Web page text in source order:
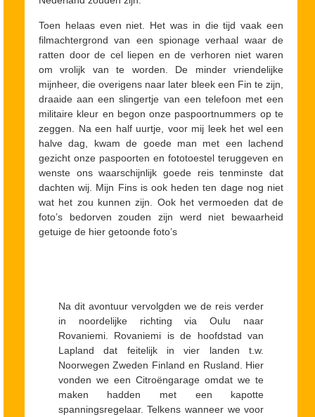
Toen helaas even niet. Het was in die tijd vaak een
filmachtergrond van een spionage verhaal waar de
ratten door de cel liepen en de verhoren niet waren
om vrolijk van te worden. De minder vriendelijke
mijnheer, die overigens naar later bleek een Fin te zijn,
draaide aan een slingertje van een telefoon met een
militaire kleur en begon onze paspoortnummers op te
zeggen. Na een half uurtje, voor mij leek het wel een
halve dag, kwam de goede man met een lachend
gezicht onze paspoorten en fototoestel teruggeven en
wenste ons waarschijnlijk goede reis tenminste dat
dachten wij. Mijn Fins is ook heden ten dage nog niet
wat het zou kunnen zijn. Ook het vermoeden dat de
foto’s bedorven zouden zijn werd niet bewaarheid
getuige de hier getoonde foto’s
Na dit avontuur vervolgden we de reis verder
in noordelijke richting via Oulu naar
Rovaniemi. Rovaniemi is de hoofdstad van
Lapland dat feitelijk in vier landen t.w.
Noorwegen Zweden Finland en Rusland. Hier
vonden we een Citroëngarage omdat we te
maken hadden met een kapotte
spanningsregelaar. Telkens wanneer we voor